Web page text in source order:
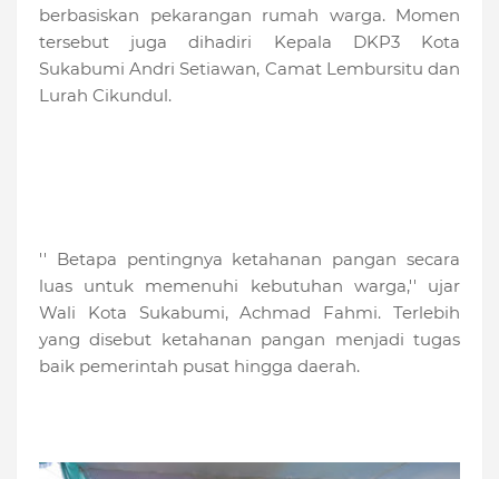
berbasiskan pekarangan rumah warga. Momen
tersebut juga dihadiri Kepala DKP3 Kota
Sukabumi Andri Setiawan, Camat Lembursitu dan
Lurah Cikundul.
'' Betapa pentingnya ketahanan pangan secara
luas untuk memenuhi kebutuhan warga,'' ujar
Wali Kota Sukabumi, Achmad Fahmi. Terlebih
yang disebut ketahanan pangan menjadi tugas
baik pemerintah pusat hingga daerah.